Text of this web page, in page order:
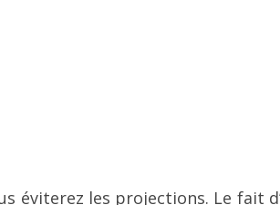
éviterez les projections. Le fait